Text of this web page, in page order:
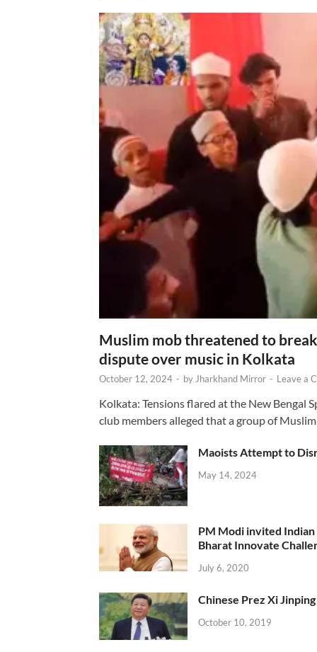
Muslim mob threatened to
dispute over music in Kolkata
October 12, 2024 - by Jharkhand Mirror - Leave a
Kolkata: Tensions flared at the New Bengal
club members alleged that a group of
Maoists Attempt to
May 14, 2024
PM Modi invited
Bharat Innovate
July 6, 2020
Chinese Prez Xi
October 10, 2019